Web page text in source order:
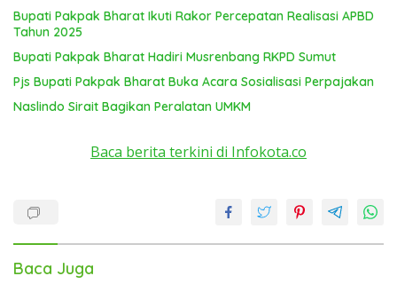
Bupati Pakpak Bharat Ikuti Rakor Percepatan Realisasi APBD
Tahun 2025
Bupati Pakpak Bharat Hadiri Musrenbang RKPD Sumut
Pjs Bupati Pakpak Bharat Buka Acara Sosialisasi Perpajakan
Naslindo Sirait Bagikan Peralatan UMKM
Baca berita terkini di Infokota.co
Baca Juga